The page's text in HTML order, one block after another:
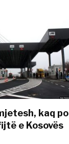
kaq po
e Kosovës